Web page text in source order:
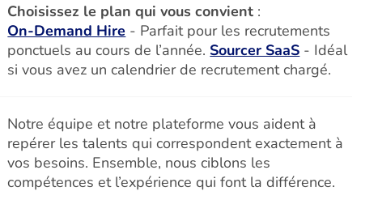
Choisissez le plan qui vous convient :
On-Demand Hire - Parfait pour les recrutements
ponctuels au cours de l’année. Sourcer SaaS - Idéal
si vous avez un calendrier de recrutement chargé.
Notre équipe et notre plateforme vous aident à
repérer les talents qui correspondent exactement à
vos besoins. Ensemble, nous ciblons les
compétences et l’expérience qui font la différence.